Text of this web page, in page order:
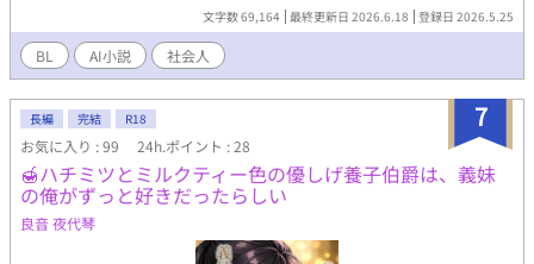
181cm 沢海に絶対的な信頼を寄せる『信者』 3年生GKゴールキー
パー 大塚貴志 Takashi ohTsuka 190cm 茶髪に近い黒髪 長髪で後
ろで髪を縛っている ムキムキ、ガッシリ、デカい壁 女性にモテる
佐伯清吾監督 Shogo Saeki 60代半ば 寡黙なダンディー、でも怒る
と怖い
けた、どう見ても東南アジア系のマフィア（チンピラ）風の男。
激しくドン引きする志信だったが、男がサングラスを外すと、そ
れは20年前、高校時代に親に引き裂かれた初恋の相手・龍生（り
ゅうせい）だった！ 人生で一番会いたくなかった、そして一番会
いたかった男との、40代からの切なくも騒がしい「再恋（さいれ
ん）」の物語。 登場人物説明 神谷 志信（かみや しのぶ）41歳 職
業：市役所の戸籍住民課 性格：四角四面でプライドが高く、素直
になれない。 現状：妻の浮気が原因で2年前に離婚。男手一つで
息子を育てるシングルファザー。 沢渡 龍生（さわたり りゅうせ
い） 41歳 職業： アジア雑貨店『ナマステ堂』の雇われ店長 外
見：肩までの長髪、ド派手なエスニックシャツ、じゃらじゃらピ
アスにサングラスと、怪しさ満点。 性格：自由奔放でフレンドリ
文字数 69,164 最終更新日 2026.6.18 登録日 2026.5.25
BL AI小説 社会人
7
長編 完結 R18
お気に入り : 99 24h.ポイント : 28
🍯ハチミツとミルクティー色の優しげ養子伯爵は、義妹
の俺がずっと好きだったらしい
良音 夜代琴